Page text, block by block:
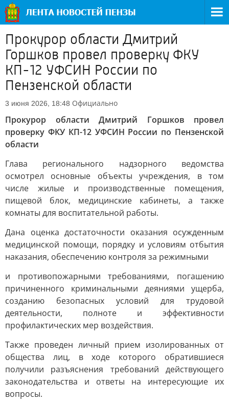
Прокурор области Дмитрий
Горшков провел проверку ФКУ
КП-12 УФСИН России по
Пензенской области
3 июня 2026, 18:48 Официально
Прокурор области Дмитрий Горшков провел
проверку ФКУ КП-12 УФСИН России по Пензенской
области
Глава регионального надзорного ведомства
осмотрел основные объекты учреждения, в том
числе жилые и производственные помещения,
пищевой блок, медицинские кабинеты, а также
комнаты для воспитательной работы.
Дана оценка достаточности оказания осужденным
медицинской помощи, порядку и условиям отбытия
наказания, обеспечению контроля за режимными
и противопожарными требованиями, погашению
причиненного криминальными деяниями ущерба,
созданию безопасных условий для трудовой
деятельности, полноте и эффективности
профилактических мер воздействия.
Также проведен личный прием изолированных от
общества лиц, в ходе которого обратившиеся
получили разъяснения требований действующего
законодательства и ответы на интересующие их
вопросы.